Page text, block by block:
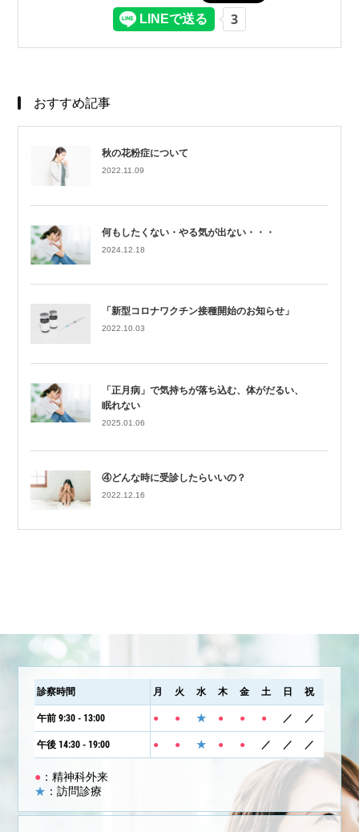
おすすめ記事
秋の花粉症について
2022.11.09
何もしたくない・やる気が出ない・・・
2024.12.18
「新型コロナワクチン接種開始のお知らせ」
2022.10.03
「正月病」で気持ちが落ち込む、体がだるい、
眠れない
2025.01.06
④どんな時に受診したらいいの？
2022.12.16
診察時間 月 火 水 木 金 土 日 祝
午前 9:30 - 13:00 ● ● ★ ● ● ● ／ ／
午後 14:30 - 19:00 ● ● ★ ● ● ／ ／ ／
● ：精神科外来
★ ：訪問診療